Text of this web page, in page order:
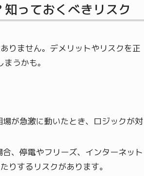
っておくべきリスク
りません。デメリットやリスクを正
うかも。
が急激に動いたとき、ロジックが対
、停電やフリーズ、インターネット
りするリスクがあります。